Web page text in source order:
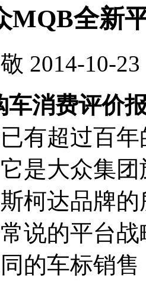
MQB全新
2014-10-23
车消费评价
有超过百
是大众集
柯达品牌
说的平台
的车标销